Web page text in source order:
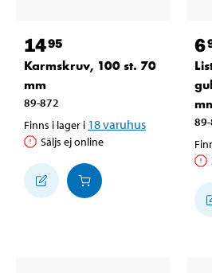
1495
Karmskruv, 100 st. 70
mm
89-872
Finns i lager i 18varuhus
Säljs ej online
6